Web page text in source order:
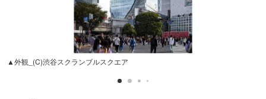
▲外観_(C)渋谷スクランブルスクエア